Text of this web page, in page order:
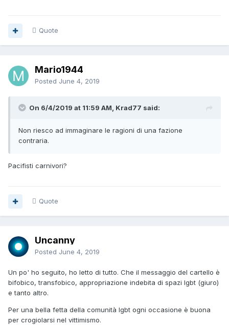
Quote
Mario1944
Posted June 4, 2019
On 6/4/2019 at 11:59 AM, Krad77 said:
Non riesco ad immaginare le ragioni di una fazione
contraria.
Pacifisti carnivori?
Quote
Uncanny
Posted June 4, 2019
Un po' ho seguito, ho letto di tutto. Che il messaggio del cartello è
bifobico, transfobico, appropriazione indebita di spazi lgbt (giuro)
e tanto altro.
Per una bella fetta della comunità lgbt ogni occasione è buona
per crogiolarsi nel vittimismo.